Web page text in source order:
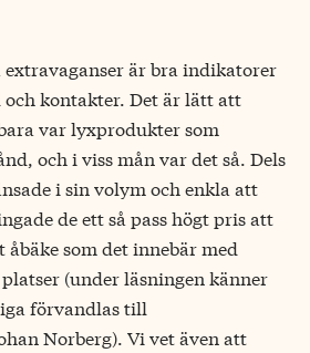
är bra indikatorer
och kontakter. Det är lätt att
var lyxprodukter som
och i viss mån var det så. Dels
i sin volym och enkla att
de ett så pass högt pris att
som det innebär med
(under läsningen känner
förvandlas till
Norberg). Vi vet även att